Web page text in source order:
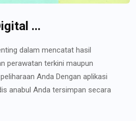
...
dalam mencatat hasil
perawatan terkini maupun
Anda Dengan aplikasi
anabul Anda tersimpan secara